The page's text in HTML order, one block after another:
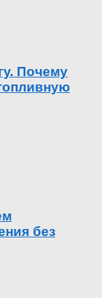
Почему
без